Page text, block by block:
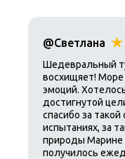
@Светлана
Шедевральный
восхищяет!
эмоций.
достигнутой
спасибо за
испытаниях, за
природы Марине
получилось